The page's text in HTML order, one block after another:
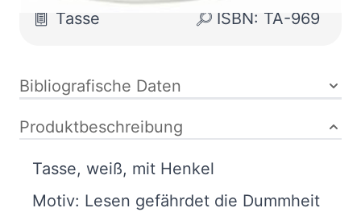
Tasse ISBN: TA-969
Bibliografische Daten
Produktbeschreibung
Tasse, weiß, mit Henkel
Motiv: Lesen gefährdet die Dummheit